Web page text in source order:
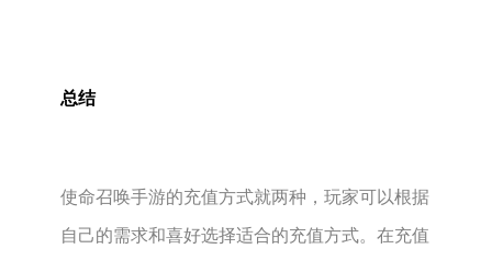
总结
使命召唤手游的充值方式就两种，玩家可以根据
自己的需求和喜好选择适合的充值方式。在充值